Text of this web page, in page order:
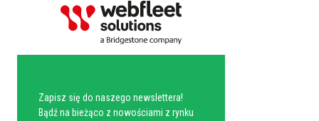
Zapisz się do naszego newslettera!
Bądź na bieżąco z nowościami z rynku